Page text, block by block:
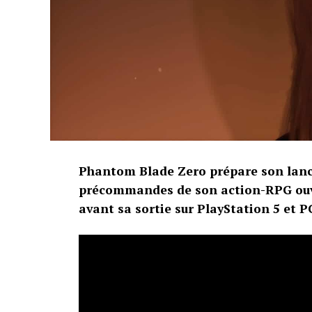
commence à bâtir son propre catalogue
Gematsu
Phantom Blade Zero prépare son
précommandes de son action-RPG
avant sa sortie sur PlayStation 5 et